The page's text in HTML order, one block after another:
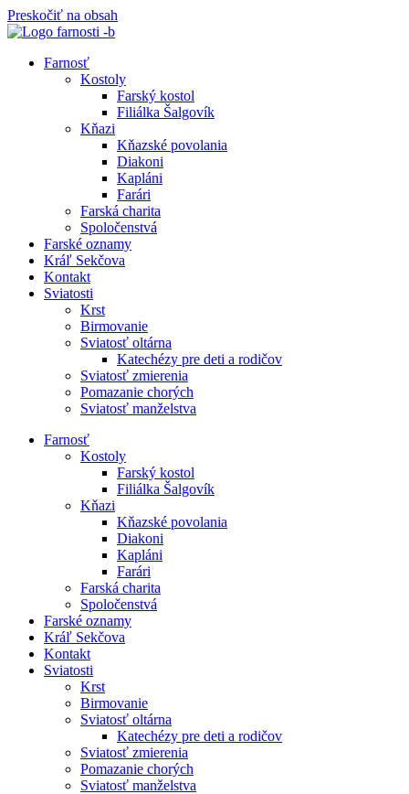
Preskočiť na obsah
Farnosť
Kostoly
Farský kostol
Filiálka Šalgovík
Kňazi
Kňazské povolania
Diakoni
Kapláni
Farári
Farská charita
Spoločenstvá
Farské oznamy
Kráľ Sekčova
Kontakt
Sviatosti
Krst
Birmovanie
Sviatosť oltárna
Katechézy pre deti a rodičov
Sviatosť zmierenia
Pomazanie chorých
Sviatosť manželstva
Farnosť
Kostoly
Farský kostol
Filiálka Šalgovík
Kňazi
Kňazské povolania
Diakoni
Kapláni
Farári
Farská charita
Spoločenstvá
Farské oznamy
Kráľ Sekčova
Kontakt
Sviatosti
Krst
Birmovanie
Sviatosť oltárna
Katechézy pre deti a rodičov
Sviatosť zmierenia
Pomazanie chorých
Sviatosť manželstva